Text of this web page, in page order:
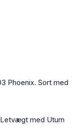
Phoenix. Sort med